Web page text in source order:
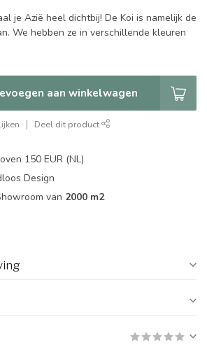
je Azië heel dichtbij! De Koi is namelijk de
We hebben ze in verschillende kleuren
aan winkelwagen
Deel dit product
150 EUR (NL)
Design
van 2000 m2